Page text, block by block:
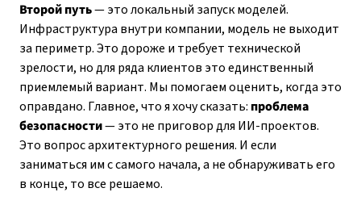
Второй путь— это локальный запуск моделей.
Инфраструктура внутри компании, модель не выходит
за периметр. Это дороже и требует технической
зрелости, но для ряда клиентов это единственный
приемлемый вариант. Мы помогаем оценить, когда это
оправдано. Главное, что я хочу сказать: проблема
безопасности— это не приговор для ИИ-проектов.
Это вопрос архитектурного решения. И если
заниматься им с самого начала, а не обнаруживать его
в конце, то все решаемо.